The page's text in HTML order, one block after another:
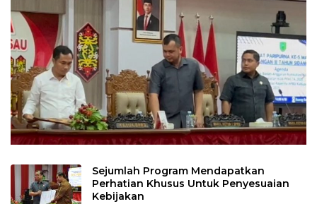
Sejumlah Program Mendapatkan
Perhatian Khusus Untuk Penyesuaian
Kebijakan